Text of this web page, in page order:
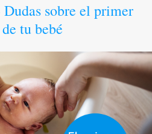
sobre el primer
tu bebé